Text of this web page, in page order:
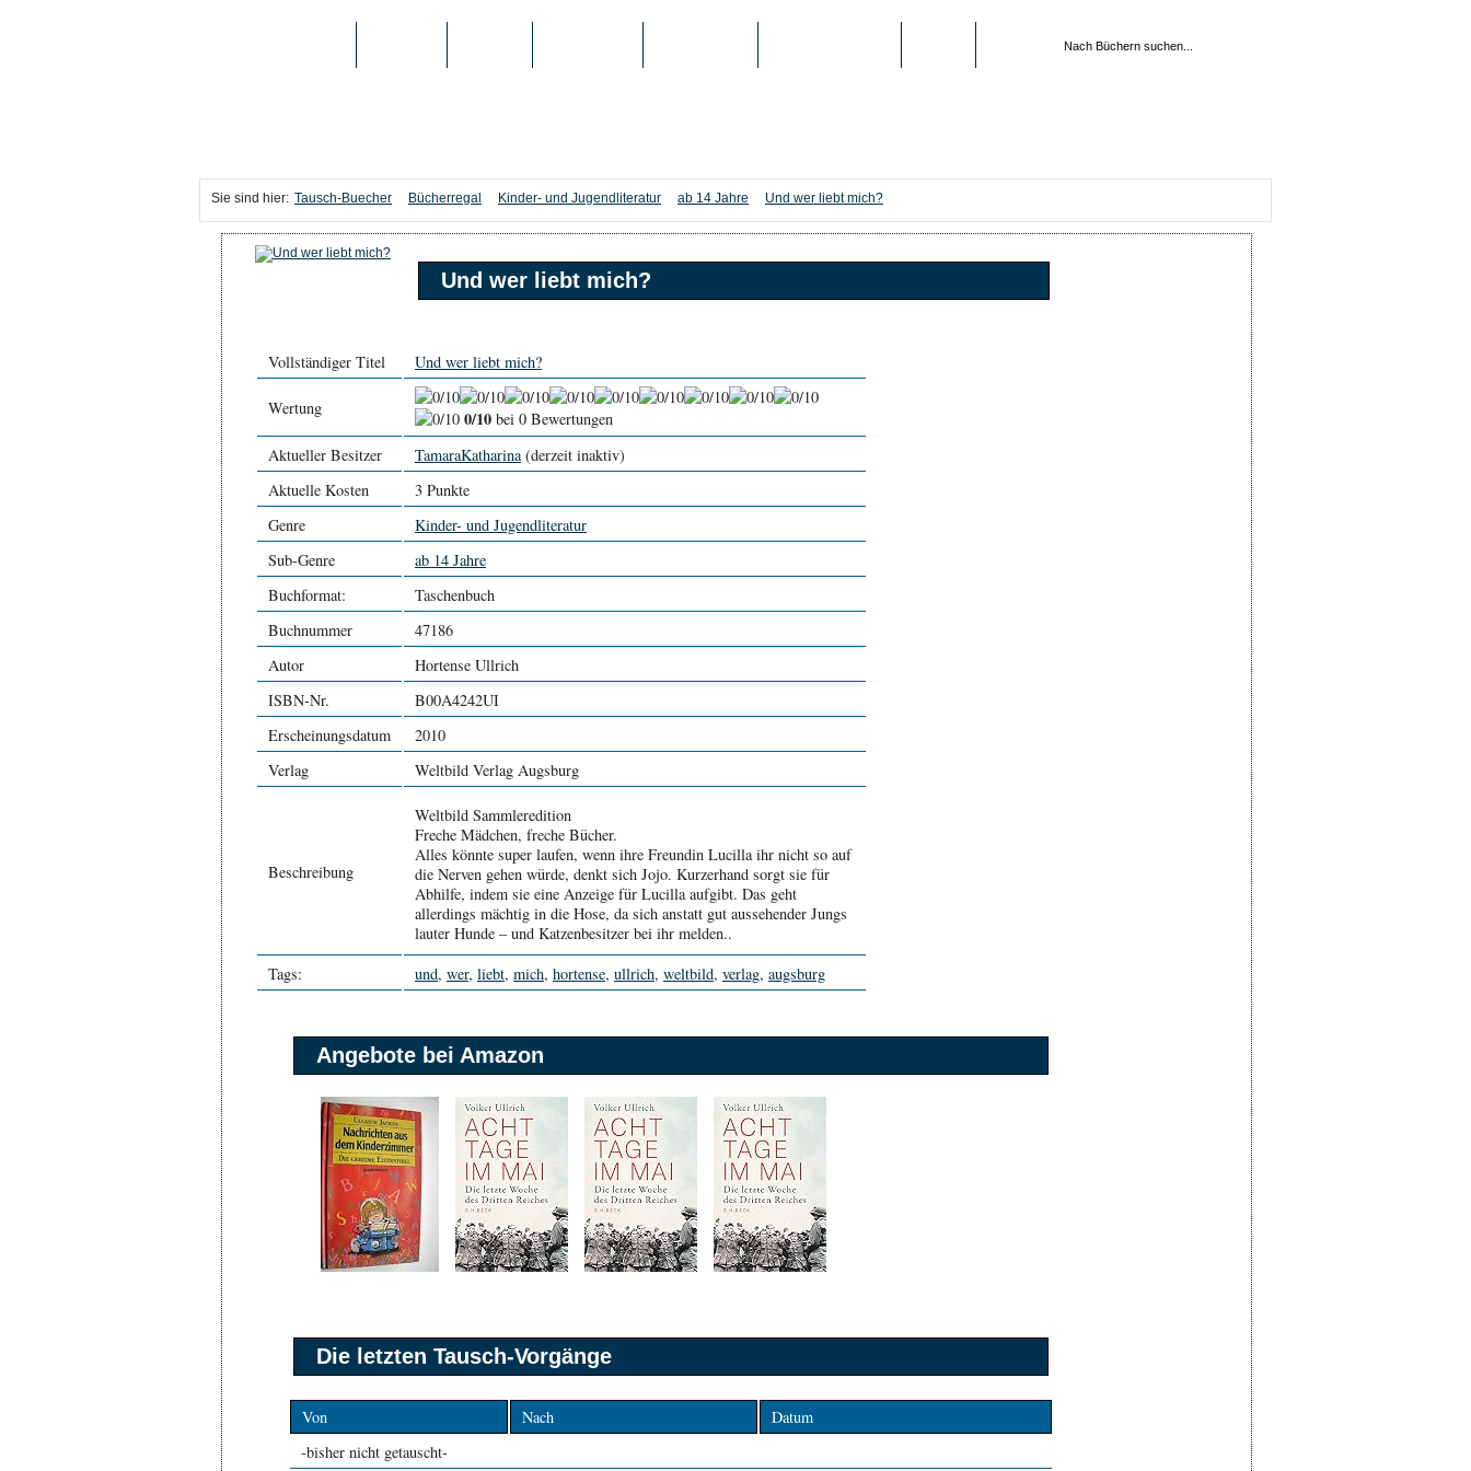
Sie sind hier: Tausch-Buecher Bücherregal Kinder- und Jugendliteratur ab 14 Jahre Und wer liebt mich?
Und wer liebt mich?
Vollständiger Titel Und wer liebt mich?
Wertung 0/10 bei 0 Bewertungen
Aktueller Besitzer
TamaraKatharina(derzeit inaktiv)
Aktuelle Kosten
3 Punkte
Genre
Kinder- und Jugendliteratur
Sub-Genre
ab 14 Jahre
Buchformat:
Taschenbuch
Buchnummer
47186
Autor
Hortense Ullrich
ISBN-Nr.
B00A4242UI
Erscheinungsdatum
2010
Verlag
Weltbild Verlag Augsburg
Beschreibung
Weltbild Sammleredition
Freche Mädchen, freche Bücher.
Alles könnte super laufen, wenn ihre Freundin Lucilla ihr nicht so auf
die Nerven gehen würde, denkt sich Jojo. Kurzerhand sorgt sie für
Abhilfe, indem sie eine Anzeige für Lucilla aufgibt. Das geht
allerdings mächtig in die Hose, da sich anstatt gut aussehender Jungs
lauter Hunde – und Katzenbesitzer bei ihr melden..
Tags:
und, wer, liebt, mich, hortense, ullrich, weltbild, verlag, augsburg
Angebote bei Amazon
Die letzten Tausch-Vorgänge
Von Nach
Datum
-bisher nicht getauscht-